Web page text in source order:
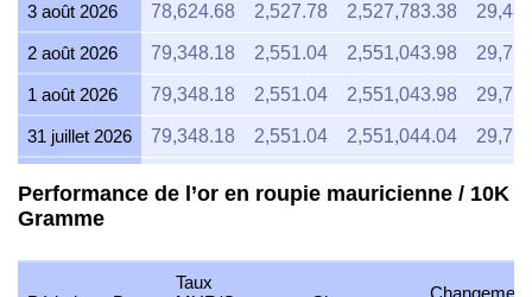
3 août 2026 78,624.68 2,527.78 2,527,783.38
2 août 2026 79,348.18 2,551.04 2,551,043.98
1 août 2026 79,348.18 2,551.04 2,551,043.98
31 juillet 2026 79,348.18 2,551.04 2,551,044.04
29 juillet 2026
28 juillet 2026 79,852.14 2,567.25 2,567,246.21
Performance de l’or en roupie mauricienne / 10K
Gramme
Taux